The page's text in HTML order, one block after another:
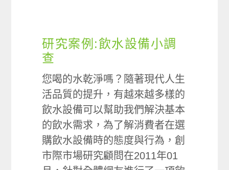
研究案例:飲水設備小調
查
您喝的水乾淨嗎？隨著現代人生
活品質的提升，有越來越多樣的
飲水設備可以幫助我們解決基本
的飲水需求，為了解消費者在選
購飲水設備時的態度與行為，創
市際市場研究顧問在2011年01